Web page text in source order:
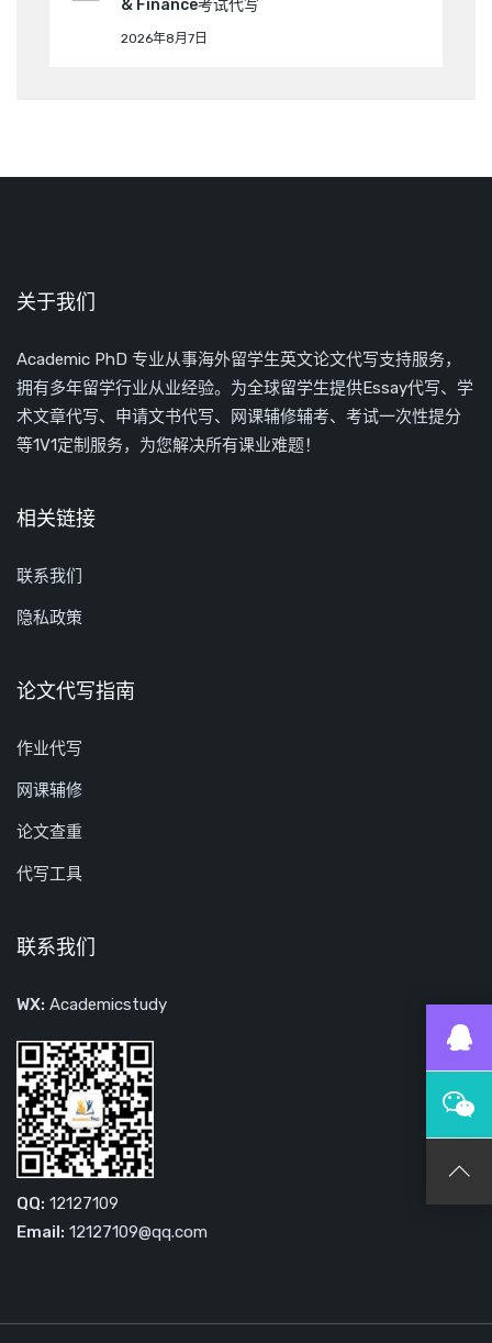
& Finance考试代写
2026年8月7日
关于我们
Academic PhD 专业从事海外留学生英文论文代写支持服务，
拥有多年留学行业从业经验。为全球留学生提供Essay代写、学
术文章代写、申请文书代写、网课辅修辅考、考试一次性提分
等1V1定制服务，为您解决所有课业难题！
相关链接
联系我们
隐私政策
论文代写指南
作业代写
网课辅修
论文查重
代写工具
联系我们
WX: Academicstudy
QQ: 12127109
Email: 12127109@qq.com